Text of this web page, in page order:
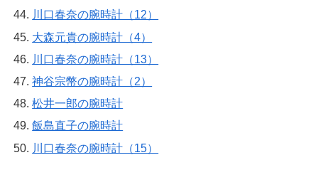
川口春奈の腕時計（12）
大森元貴の腕時計（4）
川口春奈の腕時計（13）
神谷宗幣の腕時計（2）
松井一郎の腕時計
飯島直子の腕時計
川口春奈の腕時計（15）